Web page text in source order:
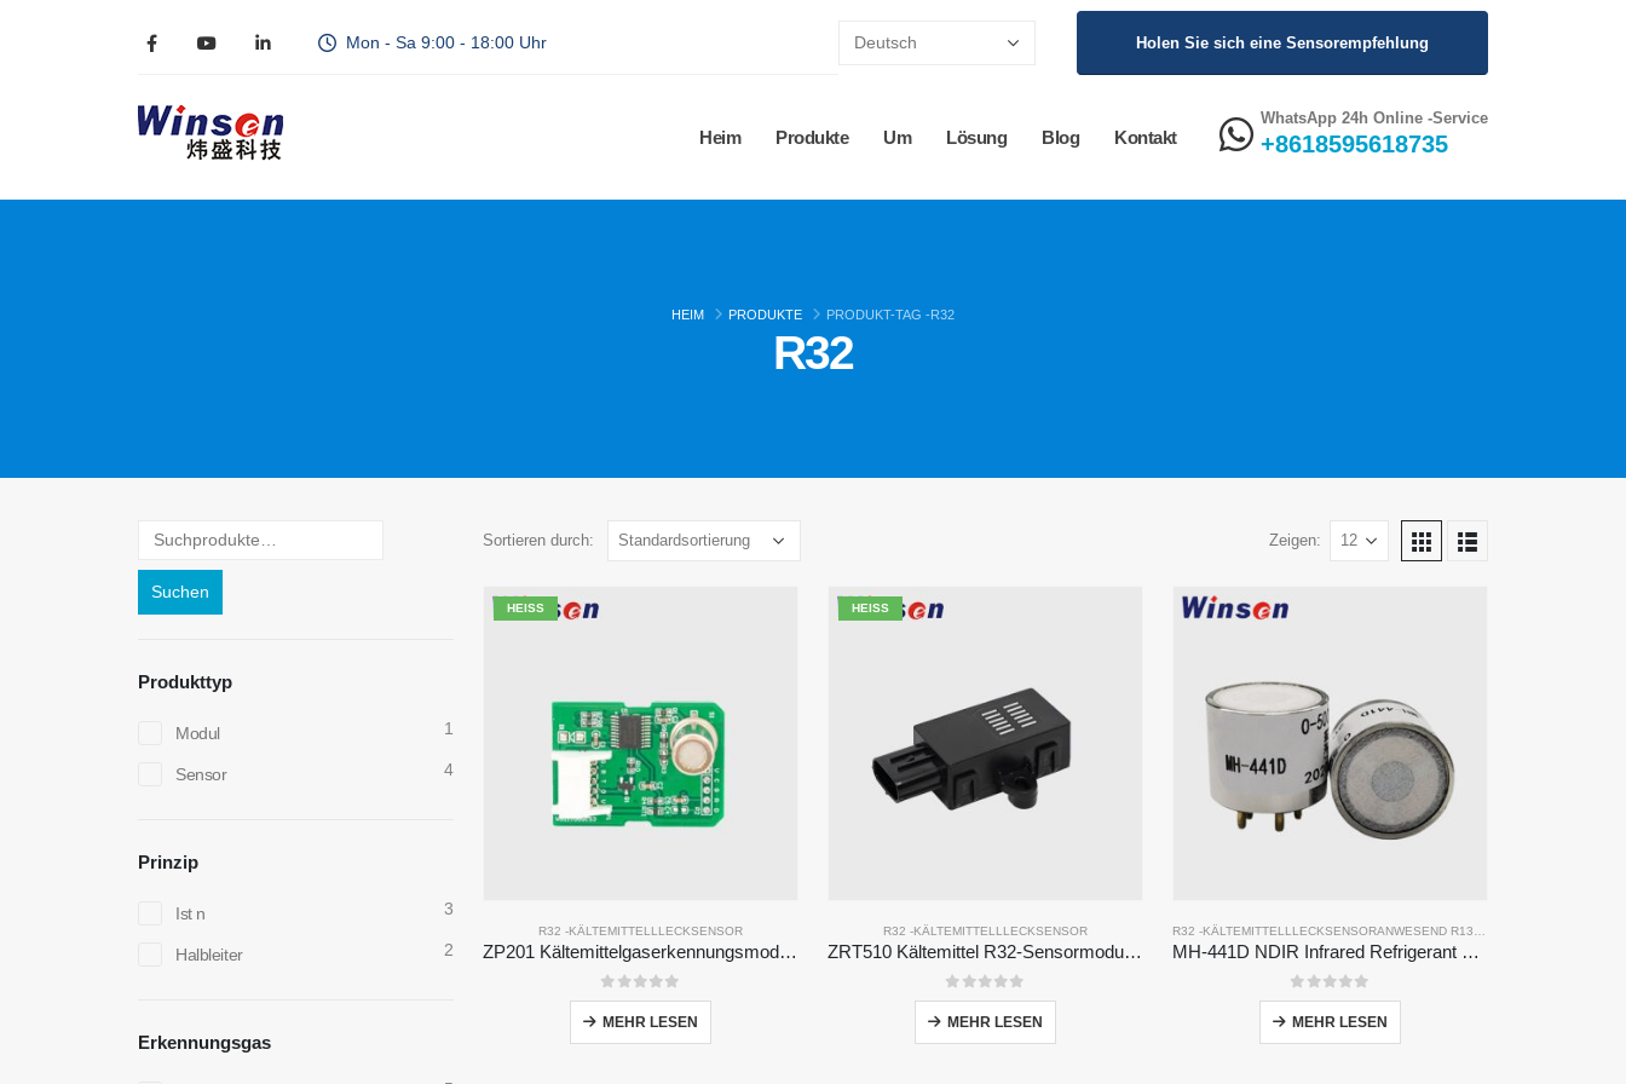
Mon - Sa 9:00 - 18:00 Uhr Holen Sie sich eine Sensorempfehlung
Heim Produkte Um Lösung Blog Kontakt
WhatsApp 24h Online -Service
+8618595618735
HEIM PRODUKTE PRODUKT-TAG -R32
R32
Sortieren durch: Zeigen:
HEISS
R32 -KÄLTEMITTELLLECKSENSOR
ZP201 Kältemittelgaserkennungsmodul | Hochempfindlichkeit R32 Lecksensor
0Von 5
MEHR LESEN
HEISS
R32 -KÄLTEMITTELLLECKSENSOR
ZRT510 Kältemittel R32-Sensormodul-Hochleistungs-Kältemittel-Sensor
0Von 5
MEHR LESEN
R32 -KÄLTEMITTELLLECKSENSORANWESEND R134A KÄLTEMITTELLECKSENSOR
MH-441D NDIR Infrared Refrigerant Sensor | High Sensitivity | HVAC & Industrial Safety | Long Lifespan
0Von 5
MEHR LESEN
Suchen
Produkttyp
Modul 1
Sensor 4
Prinzip
Ist n 3
Halbleiter 2
Erkennungsgas